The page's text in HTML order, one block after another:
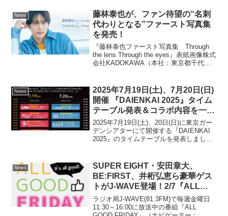
News
藤林泰也が、ファン待望の“名刺
代わりとなる”ファースト写真集
を発売！
『藤林泰也ファースト写真集 Through
the lens Through the eyes』表紙画像株式
会社KADOKAWA（本社：東京都千代田
Through ...
News
2025年7月19日(土)、7月20日(日)
開催 『DAIENKAI 2025』タイム
テーブル発表＆コラボ内容を一部
ご紹介
2025年7月19日(土)、20日(日)に東京ガー
デンシアターにて開催する『DAIENKAI
2025』のタイムテーブルを発表しまし
タイムテーブルの発表に加え、注目の
コ...
News
SUPER EIGHT・安田章大、
BE:FIRST、井桁弘恵ら豪華ゲス
トがJ-WAVE登場！2/7『ALL
GOOD FRIDAY』はLiLiCo＆稲葉
友が「おつかれ、自分！」テーマ
ラジオ局J-WAVE(81.3FM)で毎週金曜日
11:30～16:00に放送中の番組『ALL